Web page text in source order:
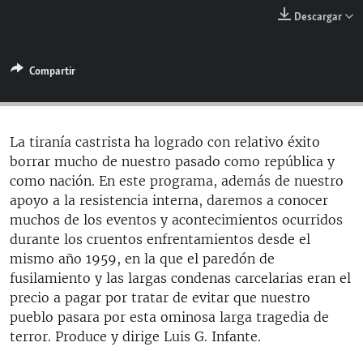
ESPECIALES
LA REALIDAD DE LA VIVIENDA EN CUBA
KENTU-CUBANO
LOS SANTOS DE HIALEAH
DESINFORMACIÓN RUSA EN AMÉRICA LATINA
LA INVASIÓN DE RUSIA A UCRANIA
MULTIMEDIA
EDITORIALES
SÍGUENOS
Descargar
Compartir
La tiranía castrista ha logrado con relativo éxito
borrar mucho de nuestro pasado como república y
como nación. En este programa, además de nuestro
apoyo a la resistencia interna, daremos a conocer
muchos de los eventos y acontecimientos ocurridos
durante los cruentos enfrentamientos desde el
mismo año 1959, en la que el paredón de
fusilamiento y las largas condenas carcelarias eran el
precio a pagar por tratar de evitar que nuestro
pueblo pasara por esta ominosa larga tragedia de
terror. Produce y dirige Luis G. Infante.